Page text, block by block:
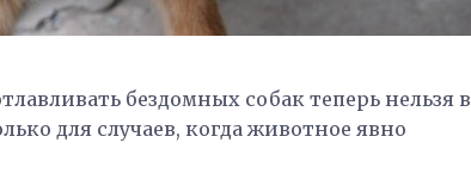
бездомных собак теперь нельзя в
для случаев, когда животное явно